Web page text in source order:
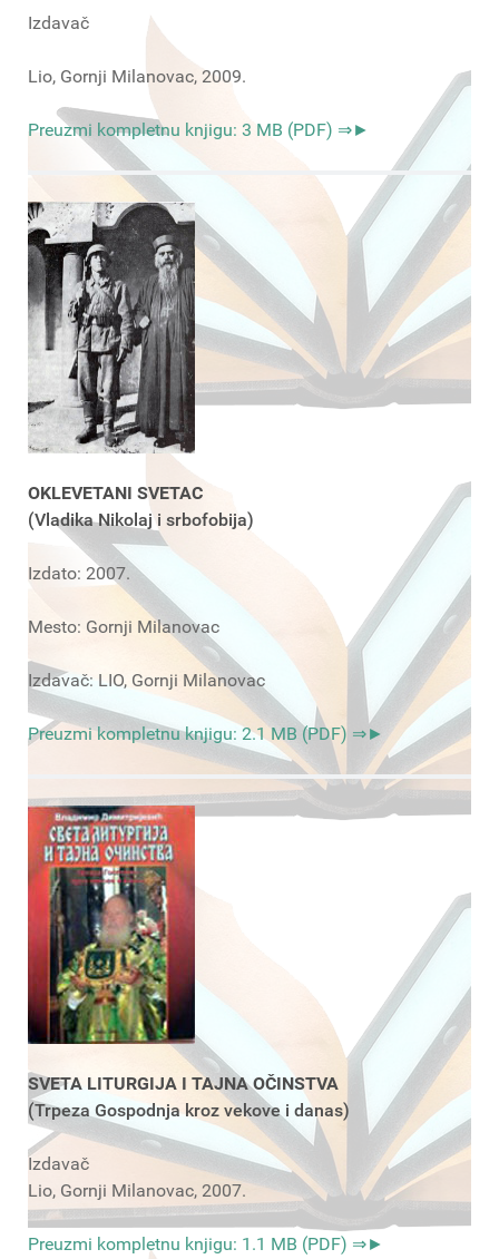
Izdavač
Lio, Gornji Milanovac, 2009.
Preuzmi kompletnu knjigu: 3 MB (PDF) ⇒►
OKLEVETANI SVETAC
(Vladika Nikolaj i srbofobija)
Izdato: 2007.
Mesto: Gornji Milanovac
Izdavač: LIO, Gornji Milanovac
Preuzmi kompletnu knjigu: 2.1 MB (PDF) ⇒►
SVETA LITURGIJA I TAJNA OČINSTVA
(Trpeza Gospodnja kroz vekove i danas)
Izdavač
Lio, Gornji Milanovac, 2007.
Preuzmi kompletnu knjigu: 1.1 MB (PDF) ⇒►